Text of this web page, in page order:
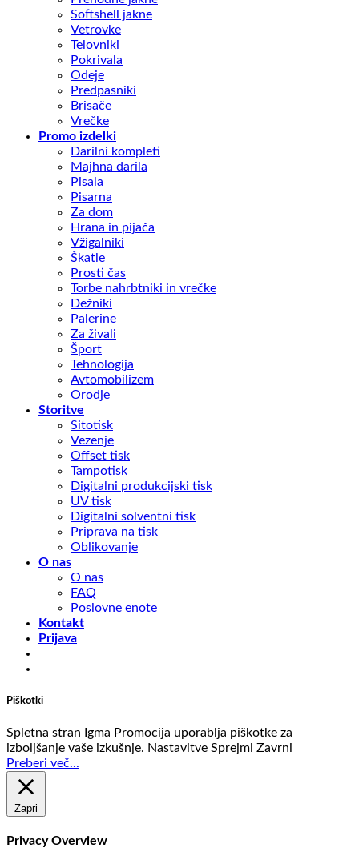
Softshell jakne
Vetrovke
Telovniki
Pokrivala
Odeje
Predpasniki
Brisače
Vrečke
Promo izdelki
Darilni kompleti
Majhna darila
Pisala
Pisarna
Za dom
Hrana in pijača
Vžigalniki
Škatle
Prosti čas
Torbe nahrbtniki in vrečke
Dežniki
Palerine
Za živali
Šport
Tehnologija
Avtomobilizem
Orodje
Storitve
Sitotisk
Vezenje
Offset tisk
Tampotisk
Digitalni produkcijski tisk
UV tisk
Digitalni solventni tisk
Priprava na tisk
Oblikovanje
O nas
O nas
FAQ
Poslovne enote
Kontakt
Prijava
Piškotki
Spletna stran Igma Promocija uporablja piškotke za
izboljšanje vaše izkušnje. Nastavitve Sprejmi Zavrni
Preberi več...
Zapri
Privacy Overview